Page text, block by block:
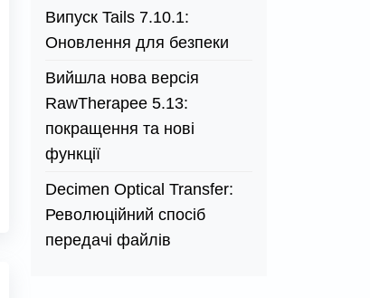
Випуск Tails 7.10.1:
Оновлення для безпеки
Вийшла нова версія
RawTherapee 5.13:
покращення та нові
функції
Decimen Optical Transfer:
Революційний спосіб
передачі файлів